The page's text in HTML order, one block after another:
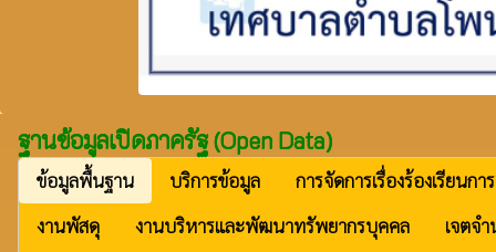
ฐานข้อมูลเปิดภาครัฐ (Open Data)
ข้อมูลพื้นฐาน บริการข้อมูล
การจัดการเรื่องร้องเรียนกา
งานพัสดุ
งานบริหารและพัฒนาทรัพยากรบุคคล
เจตจ